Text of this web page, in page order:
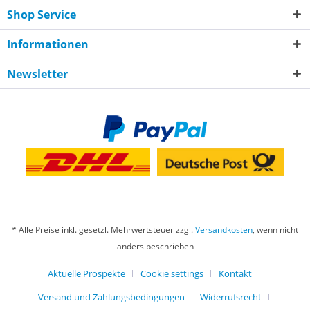
Shop Service
Informationen
Newsletter
* Alle Preise inkl. gesetzl. Mehrwertsteuer zzgl.Versandkosten, wenn nicht
anders beschrieben
Aktuelle Prospekte Cookie settings
Kontakt
Versand und Zahlungsbedingungen
Widerrufsrecht